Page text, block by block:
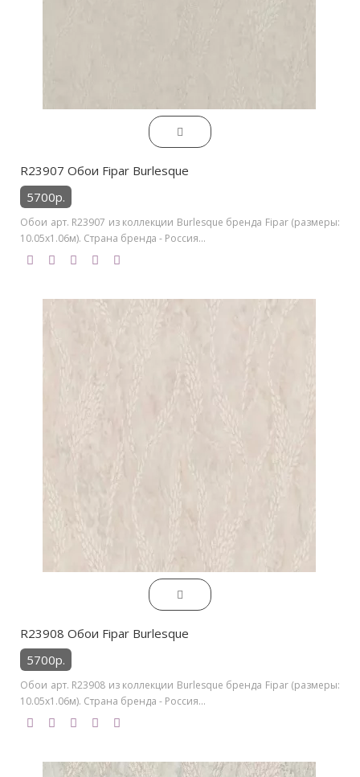
R23907 Обои Fipar Burlesque
5700р.
Обои арт. R23907 из коллекции Burlesque бренда Fipar (размеры:
10.05х1.06м). Страна бренда - Россия...
R23908 Обои Fipar Burlesque
5700р.
Обои арт. R23908 из коллекции Burlesque бренда Fipar (размеры:
10.05х1.06м). Страна бренда - Россия...